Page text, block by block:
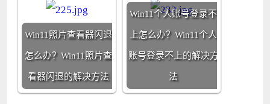
Win11照片查看器闪退
怎么办？Win11照片查
看器闪退的解决方法
Win11个人账号登录不
上怎么办？Win11个人
账号登录不上的解决方
法